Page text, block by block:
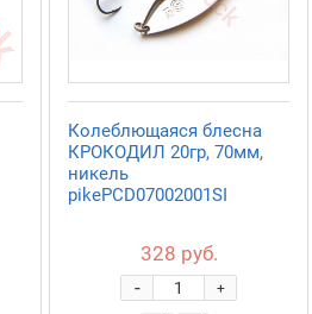
Колеблющаяся блесна
КРОКОДИЛ 20гр, 70мм,
никель
pikePCD07002001SI
328 руб.
+
-